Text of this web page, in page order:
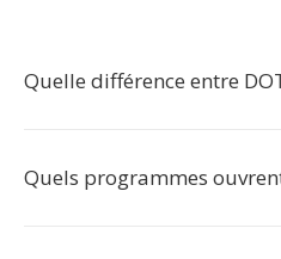
Quelle différence entre
Quels programmes